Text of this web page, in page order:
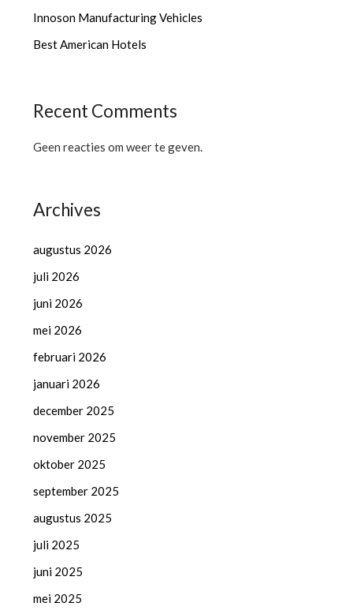
Innoson Manufacturing Vehicles
Best American Hotels
Recent Comments
Geen reacties om weer te geven.
Archives
augustus 2026
juli 2026
juni 2026
mei 2026
februari 2026
januari 2026
december 2025
november 2025
oktober 2025
september 2025
augustus 2025
juli 2025
juni 2025
mei 2025